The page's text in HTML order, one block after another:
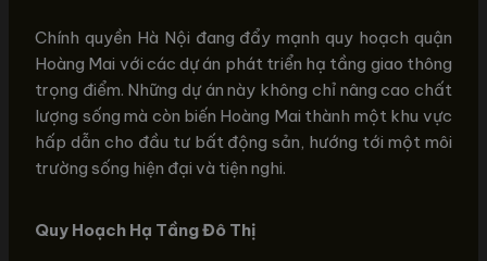
Chính quyền Hà Nội đang đẩy mạnh quy hoạch quận
Hoàng Mai với các dự án phát triển hạ tầng giao thông
trọng điểm. Những dự án này không chỉ nâng cao chất
lượng sống mà còn biến Hoàng Mai thành một khu vực
hấp dẫn cho đầu tư bất động sản, hướng tới một môi
trường sống hiện đại và tiện nghi.
Quy Hoạch Hạ Tầng Đô Thị